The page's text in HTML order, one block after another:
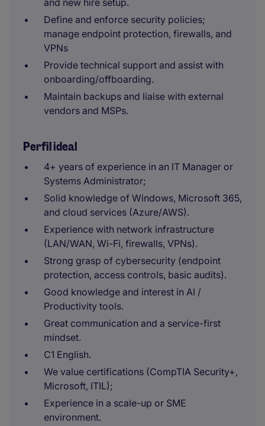
and new hire setup.
Define and enforce security policies;
manage endpoint protection, firewalls, and
VPNs
Provide technical support and assist with
onboarding/offboarding.
Maintain backups and liaise with external
vendors and MSPs.
Perfil ideal
4+ years of experience in an IT Manager or
Systems Administrator;
Solid knowledge of Windows, Microsoft 365,
and cloud services (Azure/AWS).
Experience with network infrastructure
(LAN/WAN, Wi-Fi, firewalls, VPNs).
Strong grasp of cybersecurity (endpoint
protection, access controls, basic audits).
Good knowledge and interest in AI /
Productivity tools.
Great communication and a service-first
mindset.
C1 English.
We value certifications (CompTIA Security+,
Microsoft, ITIL);
Experience in a scale-up or SME
environment.